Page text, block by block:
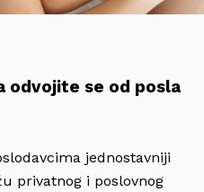
odvojite se od posla
jednostavniji
privatnog i poslovnog